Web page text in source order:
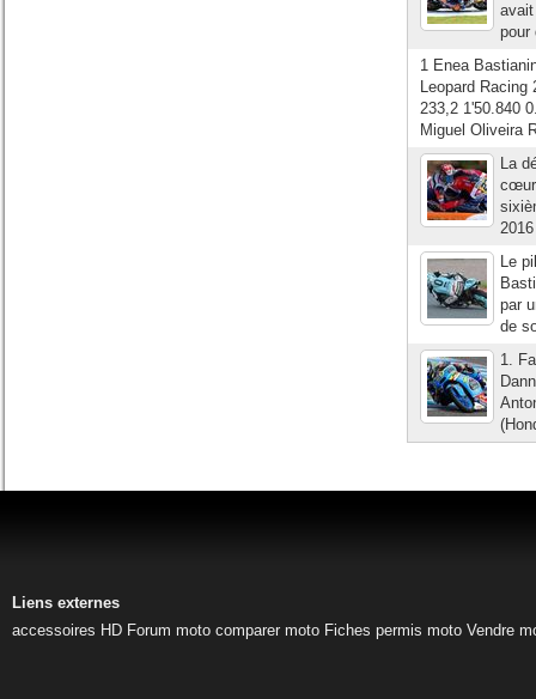
pour
1 Enea
Leopard
233,2 1'50.840
Miguel Oliveira
La
cœur
Le
par
de
1.
Liens externes
accessoires HD Forum moto comparer moto Fiches permis moto Vendre